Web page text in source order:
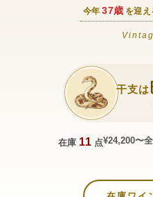
今年 37歳 を迎
干支は
在庫 11 点¥24,200〜